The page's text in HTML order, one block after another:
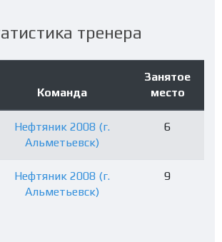
тренера
Команда
Занятое
место
Нефтяник 2008 (г.
Альметьевск)
6
Нефтяник 2008 (г.
Альметьевск)
9